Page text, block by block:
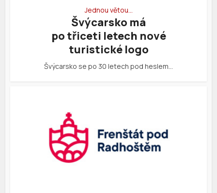
Jednou větou…
Švýcarsko má
po třiceti letech nové
turistické logo
Švýcarsko se po 30 letech pod heslem…